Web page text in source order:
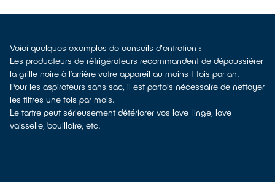
Voici quelques exemples de conseils d'entretien :
Les producteurs de réfrigérateurs recommandent de dépoussiérer
la grille noire à l’arrière votre appareil au moins 1 fois par an.
Pour les aspirateurs sans sac, il est parfois nécessaire de nettoyer
les filtres une fois par mois.
Le tartre peut sérieusement détériorer vos lave-linge, lave-
vaisselle, bouilloire, etc.